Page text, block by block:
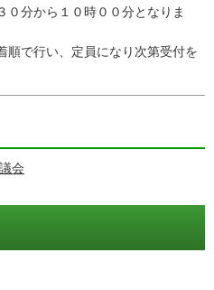
分から１０時００分となりま
で行い、定員になり次第受付を
会